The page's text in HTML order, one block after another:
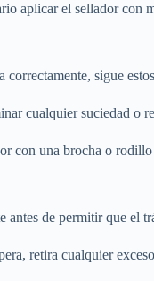
aplicar el sellador
correctamente, sigue
cualquier suciedad o
con una brocha o
de permitir que el
retira cualquier